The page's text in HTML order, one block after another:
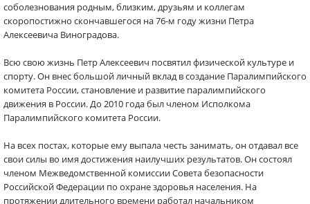
соболезнования родным, близким, друзьям и коллегам
скоропостижно скончавшегося на 76-м году жизни Петра
Алексеевича Виноградова.
Всю свою жизнь Петр Алексеевич посвятил физической культуре и
спорту. Он внес большой личный вклад в создание Паралимпийского
комитета России, становление и развитие паралимпийского
движения в России. До 2010 года был членом Исполкома
Паралимпийского комитета России.
На всех постах, которые ему выпала честь занимать, он отдавал все
свои силы во имя достижения наилучших результатов. Он состоял
членом Межведомственной комиссии Совета безопасности
Российской Федерации по охране здоровья населения. На
протяжении длительного времени работал начальником